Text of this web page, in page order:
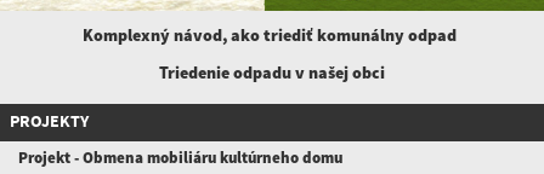
Komplexný návod, ako triediť komunálnyodpad
Triedenie odpadu v našej obci
PROJEKTY
Projekt - Obmena mobiliáru kultúrneho domu